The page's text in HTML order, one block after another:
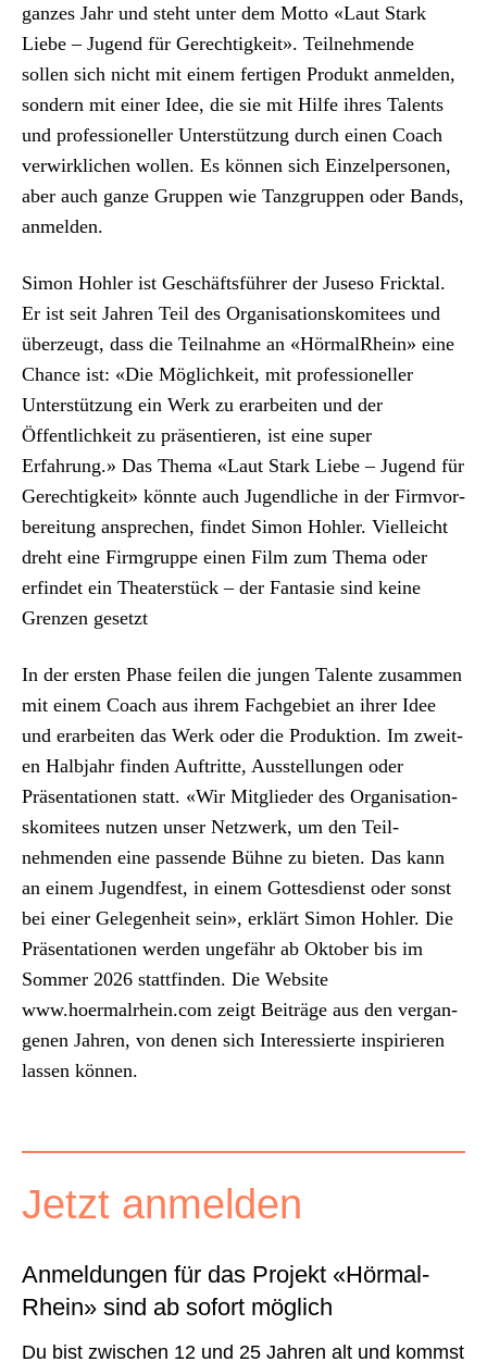
ganzes Jahr und ste­ht unter dem Mot­to «Laut Stark
Liebe – Jugend für Gerechtigkeit». Teil­nehmende
sollen sich nicht mit einem fer­ti­gen Pro­dukt anmelden,
son­dern mit ein­er Idee, die sie mit Hil­fe ihres Tal­ents
und pro­fes­sioneller Unter­stützung durch einen Coach
ver­wirk­lichen wollen. Es kön­nen sich Einzelper­so­n­en,
aber auch ganze Grup­pen wie Tanz­grup­pen oder Bands,
anmelden.
Simon Hohler ist Geschäfts­führer der Jus­eso Frick­tal.
Er ist seit Jahren Teil des Organ­i­sa­tion­skomi­tees und
überzeugt, dass die Teil­nahme an «Hör­mal­Rhein» eine
Chance ist: «Die Möglichkeit, mit pro­fes­sioneller
Unter­stützung ein Werk zu erar­beit­en und der
Öffentlichkeit zu präsen­tieren, ist eine super
Erfahrung.» Das The­ma «Laut Stark Liebe – Jugend für
Gerechtigkeit» kön­nte auch Jugendliche in der Fir­mvor­
bere­itung ansprechen, find­et Simon Hohler. Vielle­icht
dreht eine Fir­m­gruppe einen Film zum The­ma oder
erfind­et ein The­ater­stück – der Fan­tasie sind keine
Gren­zen geset­zt
In der ersten Phase feilen die jun­gen Tal­ente zusam­men
mit einem Coach aus ihrem Fachge­bi­et an ihrer Idee
und erar­beit­en das Werk oder die Pro­duk­tion. Im zweit­
en Hal­b­jahr find­en Auftritte, Ausstel­lun­gen oder
Präsen­ta­tio­nen statt. «Wir Mit­glieder des Organ­i­sa­tion­
skomi­tees nutzen unser Net­zw­erk, um den Teil­
nehmenden eine passende Bühne zu bieten. Das kann
an einem Jugend­fest, in einem Gottes­di­enst oder son­st
bei ein­er Gele­gen­heit sein», erk­lärt Simon Hohler. Die
Präsen­ta­tio­nen wer­den unge­fähr ab Okto­ber bis im
Som­mer 2026 stat­tfind­en. Die Web­site
www.hoermalrhein.com zeigt Beiträge aus den ver­gan­
genen Jahren, von denen sich Inter­essierte inspiri­eren
lassen kön­nen.
Jet­zt anmelden
Anmel­dun­gen für das Pro­jekt «Hör­mal­
Rhein» sind ab sofort möglich
Du bist zwis­chen 12 und 25 Jahren alt und kommst